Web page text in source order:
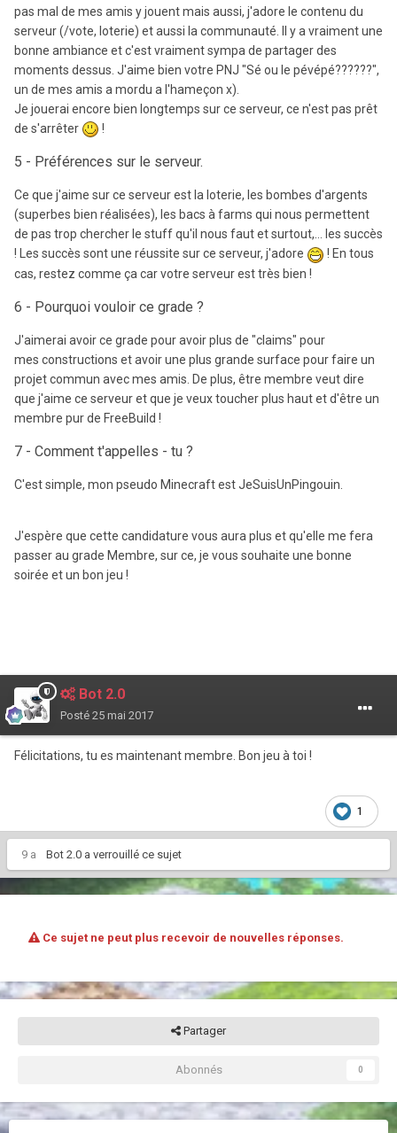
pas mal de mes amis y jouent mais aussi, j'adore le contenu du
serveur (/vote, loterie) et aussi la communauté. Il y a vraiment une
bonne ambiance et c'est vraiment sympa de partager des
moments dessus. J'aime bien votre PNJ "Sé ou le pévépé??????",
un de mes amis a mordu a l'hameçon x).
Je jouerai encore bien longtemps sur ce serveur, ce n'est pas prêt
de s'arrêter
!
5 - Préférences sur le serveur.
Ce que j'aime sur ce serveur est la loterie, les bombes d'argents
(superbes bien réalisées), les bacs à farms qui nous permettent
de pas trop chercher le stuff qu'il nous faut et surtout,... les succès
! Les succès sont une réussite sur ce serveur, j'adore
! En tous
cas, restez comme ça car votre serveur est très bien !
6 - Pourquoi vouloir ce grade ?
J'aimerai avoir ce grade pour avoir plus de "claims" pour
mes constructions et avoir une plus grande surface pour faire un
projet commun avec mes amis. De plus, être membre veut dire
que j'aime ce serveur et que je veux toucher plus haut et d'être un
membre pur de FreeBuild !
7 - Comment t'appelles - tu ?
C'est simple, mon pseudo Minecraft est JeSuisUnPingouin.
J'espère que cette candidature vous aura plus et qu'elle me fera
passer au grade Membre, sur ce, je vous souhaite une bonne
soirée et un bon jeu !
Bot 2.0
Posté 25 mai 2017
Félicitations, tu es maintenant membre. Bon jeu à toi !
1
9 a Bot 2.0 a verrouillé ce sujet
Ce sujet ne peut plus recevoir de nouvelles réponses.
Partager
Abonnés 0